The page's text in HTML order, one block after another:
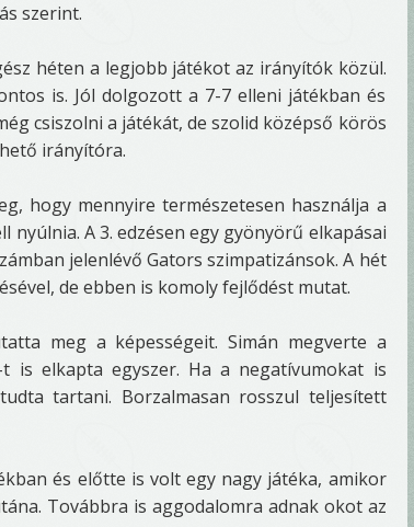
szerint.
héten a legjobb játékot az irányítók közül.
is. Jól dolgozott a 7-7 elleni játékban és
csiszolni a játékát, de szolid középső körös
irányítóra.
hogy mennyire természetesen használja a
A 3. edzésen egy gyönyörű elkapásai
jelenlévő Gators szimpatizánsok. A hét
de ebben is komoly fejlődést mutat.
meg a képességeit. Simán megverte a
is elkapta egyszer. Ha a negatívumokat is
tartani. Borzalmasan rosszul teljesített
és előtte is volt egy nagy játéka, amikor
Továbbra is aggodalomra adnak okot az